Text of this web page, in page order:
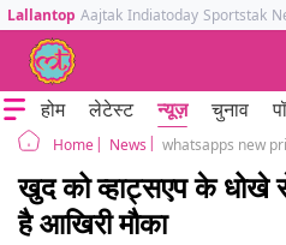
Lallantop Aajtak Indiatoday Sportstak
होम लेटेस्ट न्यूज़ चुनाव
Home News
खुद को व्हाट्सएप के
है आखिरी मौका